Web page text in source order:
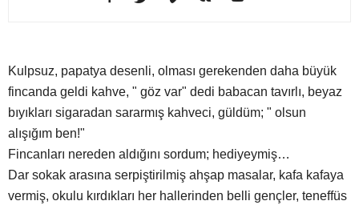
Kulpsuz, papatya desenli, olması gerekenden daha büyük
fincanda geldi kahve, " göz var" dedi babacan tavırlı, beyaz
bıyıkları sigaradan sararmış kahveci, güldüm; " olsun
alışığım ben!"
Fincanları nereden aldığını sordum; hediyeymiş…
Dar sokak arasına serpiştirilmiş ahşap masalar, kafa kafaya
vermiş, okulu kırdıkları her hallerinden belli gençler, teneffüs